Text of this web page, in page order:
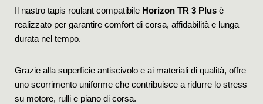
Il nastro tapis roulant compatibile Horizon TR 3 Plus è
realizzato per garantire comfort di corsa, affidabilità e lunga
durata nel tempo.
Grazie alla superficie antiscivolo e ai materiali di qualità, offre
uno scorrimento uniforme che contribuisce a ridurre lo stress
su motore, rulli e piano di corsa.